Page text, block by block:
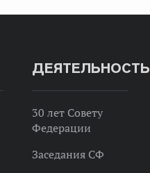
ДЕЯТЕЛЬНОСТЬ
30 лет Совету
Федерации
Заседания СФ